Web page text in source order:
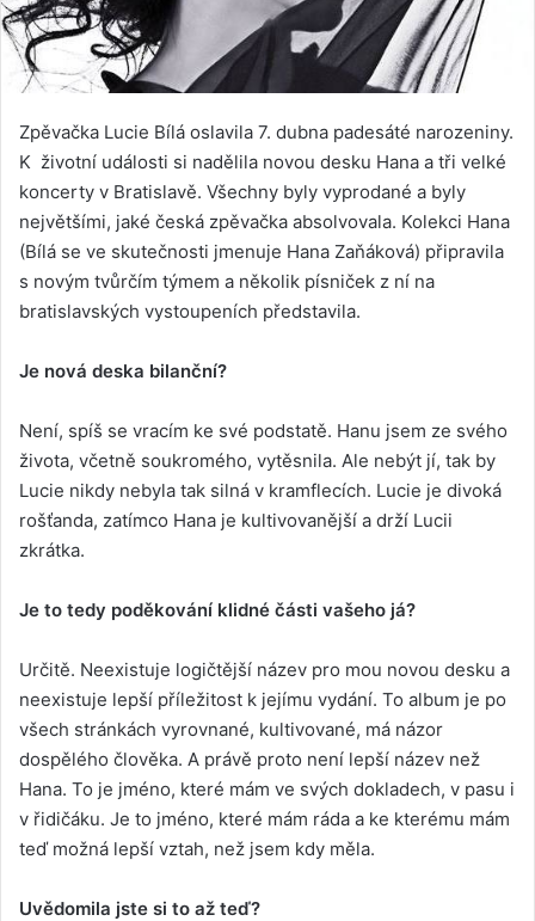
Zpěvačka Lucie Bílá oslavila 7. dubna padesáté narozeniny.
K životní události si nadělila novou desku Hana a tři velké
koncerty v Bratislavě. Všechny byly vyprodané a byly
největšími, jaké česká zpěvačka absolvovala. Kolekci Hana
(Bílá se ve skutečnosti jmenuje Hana Zaňáková) připravila
s novým tvůrčím týmem a několik písniček z ní na
bratislavských vystoupeních představila.
Je nová deska bilanční?
Není, spíš se vracím ke své podstatě. Hanu jsem ze svého
života, včetně soukromého, vytěsnila. Ale nebýt jí, tak by
Lucie nikdy nebyla tak silná v kramflecích. Lucie je divoká
rošťanda, zatímco Hana je kultivovanější a drží Lucii
zkrátka.
Je to tedy poděkování klidné části vašeho já?
Určitě. Neexistuje logičtější název pro mou novou desku a
neexistuje lepší příležitost k jejímu vydání. To album je po
všech stránkách vyrovnané, kultivované, má názor
dospělého člověka. A právě proto není lepší název než
Hana. To je jméno, které mám ve svých dokladech, v pasu i
v řidičáku. Je to jméno, které mám ráda a ke kterému mám
teď možná lepší vztah, než jsem kdy měla.
Uvědomila jste si to až teď?